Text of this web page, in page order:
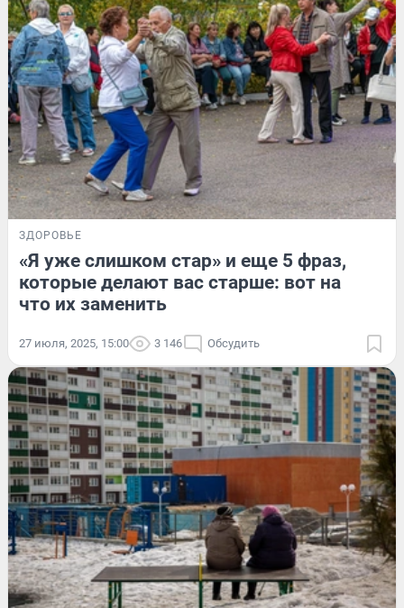
ЗДОРОВЬЕ
«Я уже слишком стар» и еще 5 фраз,
которые делают вас старше: вот на
что их заменить
27 июля, 2025, 15:00 3 146 Обсудить